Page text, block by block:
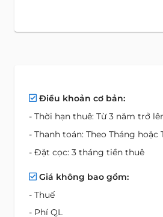
Điều khoản cơ bản:
- Thời hạn thuê: Từ 3 năm trở
- Thanh toán: Theo Tháng hoặc
- Đặt cọc: 3 tháng tiền thuê
Giá không bao gồm:
- Thuế
- Phí QL